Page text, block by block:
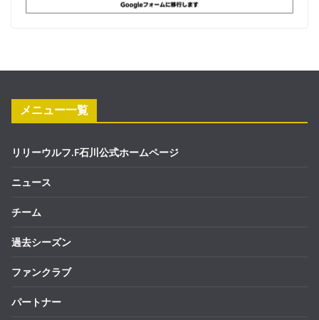
メニュー一覧
リリーウルフ.F石川公式ホームページ
ニュース
チーム
過去シーズン
ファンクラブ
パートナー